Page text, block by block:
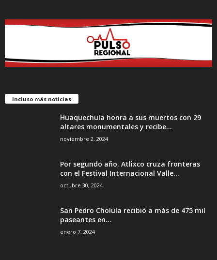
Incluso más noticias
Huaquechula honra a sus muertos con 29
altares monumentales y recibe...
noviembre 2, 2024
Por segundo año, Atlixco cruza fronteras
con el Festival Internacional Valle...
octubre 30, 2024
San Pedro Cholula recibió a más de 475 mil
paseantes en...
enero 7, 2024